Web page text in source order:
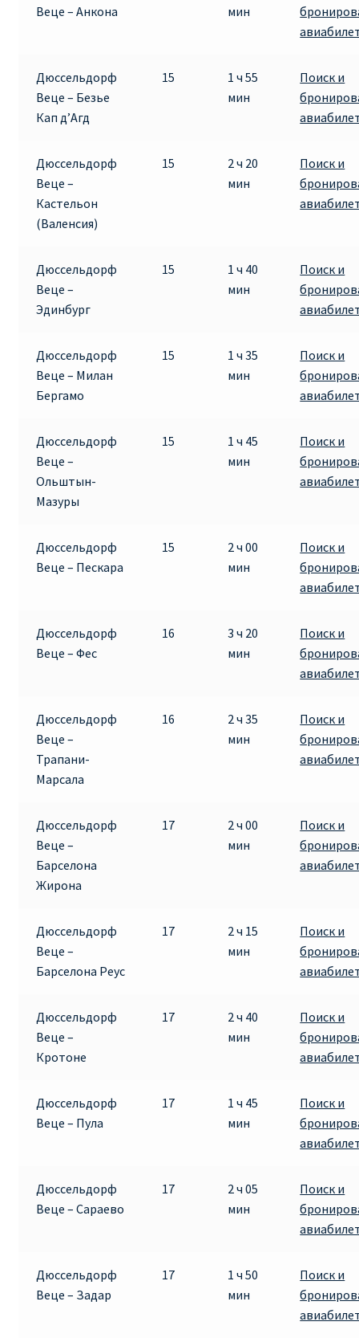
Веце – Анкона
мин
Дюссельдорф
Веце – Безье
Кап д’Агд
15
1 ч 55
мин
Поиск и
Дюссельдорф
Веце –
Кастельон
(Валенсия)
15
2 ч 20
мин
Поиск и
Дюссельдорф
Веце –
Эдинбург
15
1 ч 40
мин
Поиск и
Дюссельдорф
Веце – Милан
Бергамо
15
1 ч 35
мин
Поиск и
Дюссельдорф
Веце –
Ольштын-
Мазуры
15
1 ч 45
мин
Поиск и
Дюссельдорф
Веце – Пескара
15
2 ч 00
мин
Поиск и
Дюссельдорф
Веце – Фес
16
3 ч 20
мин
Поиск и
Дюссельдорф
Веце –
Трапани-
Марсала
16
2 ч 35
мин
Поиск и
Дюссельдорф
Веце –
Барселона
Жирона
17
2 ч 00
мин
Поиск и
Дюссельдорф
Веце –
Барселона Реус
17
2 ч 15
мин
Поиск и
Дюссельдорф
Веце –
Кротоне
17
2 ч 40
мин
Поиск и
Дюссельдорф
Веце – Пула
17
1 ч 45
мин
Поиск и
Дюссельдорф
Веце – Сараево
17
2 ч 05
мин
Поиск и
Дюссельдорф
Веце – Задар
17
1 ч 50
мин
Поиск и